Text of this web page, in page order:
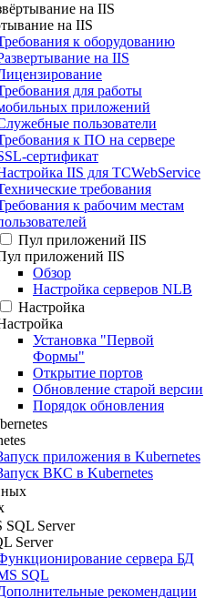
на IIS
на IIS
к оборудованию
на IIS
для работы
приложений
пользователи
к ПО на сервере
сертификат
IIS для TCWebService
требования
к рабочим местам
Пул приложений IIS
приложений IIS
Обзор
Настройка серверов NLB
Настройка
Установка "Первой
Формы"
Открытие портов
Обновление старой версии
Порядок обновления
приложения в Kubernetes
ВКС в Kubernetes
SQL Server
Server
сервера БД
SQL
рекомендации